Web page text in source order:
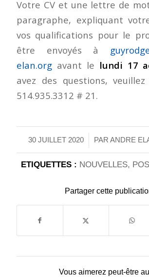
Votre CV et une lettre de
paragraphe, expliquant
vos qualifications pour le
être envoyés à
elan.org avant le lundi 17
avez des questions,
514.935.3312 # 21.
30 JUILLET 2020
/ PAR ANDRE
ETIQUETTES : NOUVELLES,
Partager cette
Vous aimerez peut-être